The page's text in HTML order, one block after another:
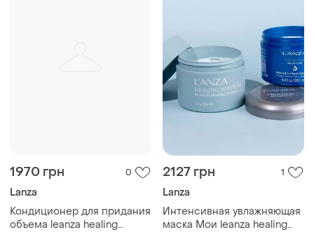
1970 грн 0
Lanza
Кондиционер для придания
объема leanza healing
2127 грн 1
Lanza
Интенсивная увлажняющая
маска Мои leanza healing